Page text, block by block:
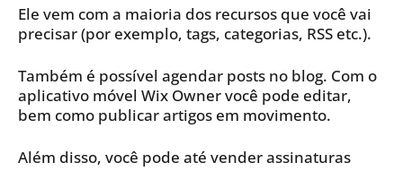
Ele vem com a maioria dos recursos que você vai
precisar (por exemplo, tags, categorias, RSS etc.).
Também é possível agendar posts no blog. Com o
aplicativo móvel Wix Owner você pode editar,
bem como publicar artigos em movimento.
Além disso, você pode até vender assinaturas